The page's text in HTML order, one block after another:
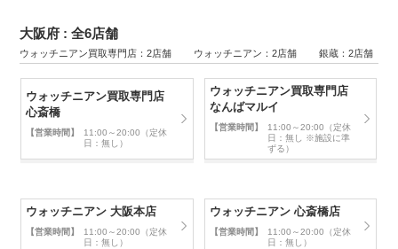
大阪府 : 全6店舗
ウォッチニアン買取専門店：2店舗 ウォッチニアン：2店舗 銀蔵：2店舗
ウォッチニアン買取専門店
心斎橋
【営業時間】
11:00～20:00（定休
日：無し）
ウォッチニアン買取専門店
なんばマルイ
【営業時間】
11:00～20:00（定休
日：無し ※施設に準
ずる）
ウォッチニアン 大阪本店
【営業時間】
11:00～20:00（定休
日：無し）
ウォッチニアン 心斎橋店
【営業時間】
11:00～20:00（定休
日：無し）